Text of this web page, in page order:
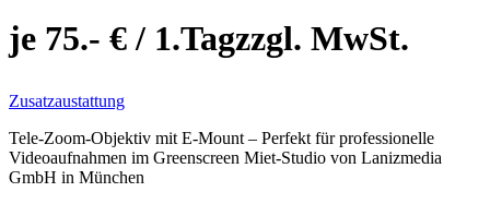
je 75.- € / 1.Tagzzgl. MwSt.
Zusatzaustattung
Tele-Zoom-Objektiv mit E-Mount – Perfekt für professionelle
Videoaufnahmen im Greenscreen Miet-Studio von Lanizmedia
GmbH in München